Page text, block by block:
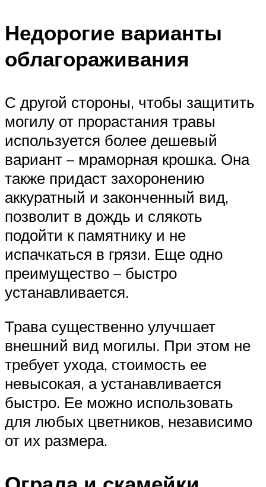
Недорогие варианты
облагораживания
С другой стороны, чтобы защитить
могилу от прорастания травы
используется более дешевый
вариант – мраморная крошка. Она
также придаст захоронению
аккуратный и законченный вид,
позволит в дождь и слякоть
подойти к памятнику и не
испачкаться в грязи. Еще одно
преимущество – быстро
устанавливается.
Трава существенно улучшает
внешний вид могилы. При этом не
требует ухода, стоимость ее
невысокая, а устанавливается
быстро. Ее можно использовать
для любых цветников, независимо
от их размера.